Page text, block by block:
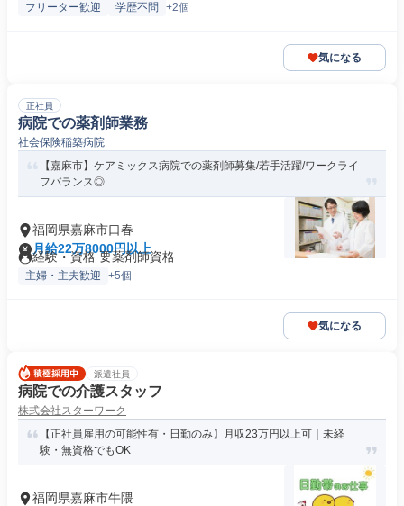
フリーター歓迎 学歴不問 +2個
気になる
正社員
病院での薬剤師業務
社会保険稲築病院
【嘉麻市】ケアミックス病院での薬剤師募集/若手活躍/ワークライ
フバランス◎
福岡県嘉麻市口春
月給22万8000円以上
経験・資格 要薬剤師資格
主婦・主夫歓迎 +5個
気になる
派遣社員
病院での介護スタッフ
株式会社スターワーク
【正社員雇用の可能性有・日勤のみ】月収23万円以上可｜未経
験・無資格でもOK
福岡県嘉麻市牛隈